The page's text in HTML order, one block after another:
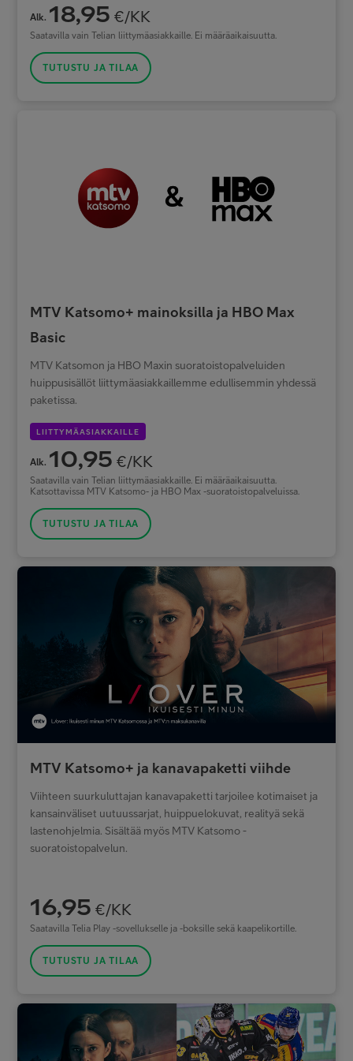
Alk. 18,95 €/KK
Saatavilla vain Telian liittymäasiakkaille. Ei määräaikaisuutta.
TUTUSTU JA TILAA
MTV Katsomo+ mainoksilla ja HBO Max
Basic
MTV Katsomon ja HBO Maxin suoratoistopalveluiden
huippusisällöt liittymäasiakkaillemme edullisemmin yhdessä
paketissa.
LIITTYMÄASIAKKAILLE
Alk. 10,95 €/KK
Saatavilla vain Telian liittymäasiakkaille. Ei määräaikaisuutta.
Katsottavissa MTV Katsomo- ja HBO Max -suoratoistopalveluissa.
TUTUSTU JA TILAA
MTV Katsomo+ ja kanavapaketti viihde
Viihteen suurkuluttajan kanavapaketti tarjoilee kotimaiset ja
kansainväliset uutuussarjat, huippuelokuvat, realityä sekä
lastenohjelmia. Sisältää myös MTV Katsomo -
suoratoistopalvelun.
16,95 €/KK
Saatavilla Telia Play -sovellukselle ja -boksille sekä kaapelikortille.
TUTUSTU JA TILAA